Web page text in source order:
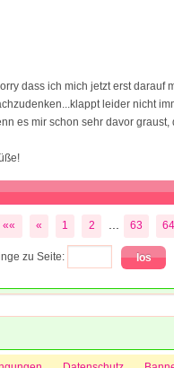
dass ich mich jetzt erst darauf
leider nicht
es mir schon sehr davor
«« « 1 2 63 64
zu Seite: